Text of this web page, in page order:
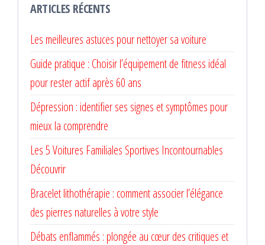
ARTICLES RÉCENTS
Les meilleures astuces pour nettoyer sa voiture
Guide pratique : Choisir l’équipement de fitness idéal
pour rester actif après 60 ans
Dépression : identifier ses signes et symptômes pour
mieux la comprendre
Les 5 Voitures Familiales Sportives Incontournables
Découvrir
Bracelet lithothérapie : comment associer l’élégance
des pierres naturelles à votre style
Débats enflammés : plongée au cœur des critiques et